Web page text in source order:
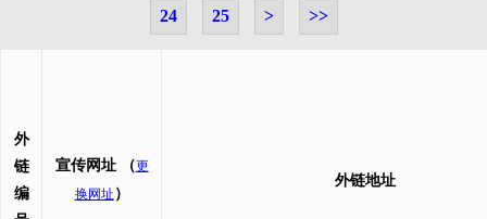
24 25 > >>
外
链
编
宣传网址 （更
换网址 ）
外链地址